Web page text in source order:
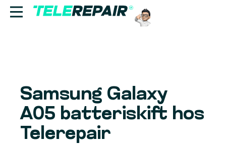
Find butik
Erhverv
Samsung Galaxy
A05 batteriskift hos
Telerepair